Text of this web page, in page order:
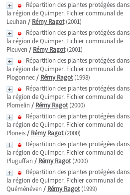
Répartition des plantes protégées dans
la région de Quimper. Fichier communal de
Leuhan / Rémy Ragot(2001)
Répartition des plantes protégées dans
la région de Quimper. Fichier communal de
Pleuven / Rémy Ragot(2001)
Répartition des plantes protégées dans
la région de Quimper. Fichier communal de
Plogonnec/ Rémy Ragot(1998)
Répartition des plantes protégées dans
la région de Quimper. Fichier communal de
Plomelin / Rémy Ragot(2000)
Répartition des plantes protégées dans
la région de Quimper. Fichier communal de
Ploneis/ Rémy Ragot(2000)
Répartition des plantes protégées dans
la région de Quimper. Fichier communal de
Pluguffan / Rémy Ragot(2000)
Répartition des plantes protégées dans
la région de Quimper. Fichier communal de
Quéménéven / Rémy Ragot(1999)